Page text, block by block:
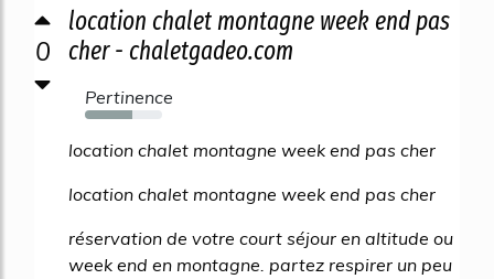
0
location chalet montagne week end pas
cher - chaletgadeo.com
Pertinence
62%
location chalet montagne week end pas cher
location chalet montagne week end pas cher
réservation de votre court séjour en altitude ou
week end en montagne. partez respirer un peu